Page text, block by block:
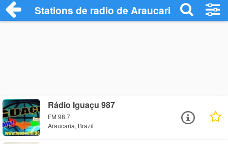
Stations de radio de Araucaria
Rádio Iguaçu 987
FM 98.7
Araucaria, Brazil